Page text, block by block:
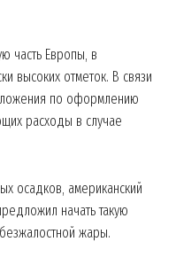
часть Европы, в
высоких отметок. В связи
по оформлению
расходы в случае
осадков, американский
начать такую
жары.